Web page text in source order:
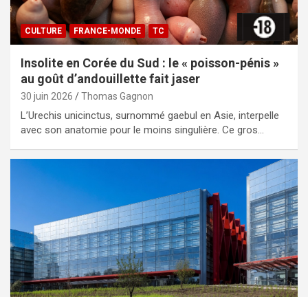
CULTURE FRANCE-MONDE TC
Insolite en Corée du Sud : le « poisson-pénis »
au goût d’andouillette fait jaser
30 juin 2026 Thomas Gagnon
L’Urechis unicinctus, surnommé gaebul en Asie, interpelle
avec son anatomie pour le moins singulière. Ce gros…